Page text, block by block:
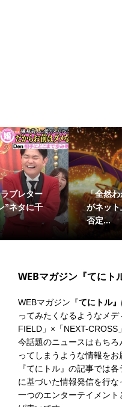
【かまいガチ】“無段の闇医
者”山内さん覚醒！？ 実力派
人集結...
WEBマガジン『てにト
WEBマガジン『てにトル』
ってみたくなるようなメ
FIELD」×「NEXT-CROSS
今話題のニュースはもち
ってしまうような情報をお
『てにトル』の記事では
に基づいた情報発信を行
一つのエンターテイメン